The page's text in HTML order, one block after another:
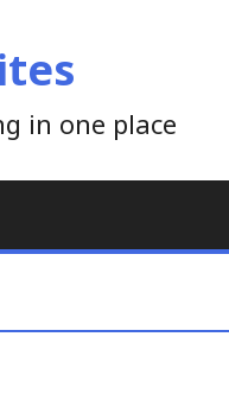
in one place